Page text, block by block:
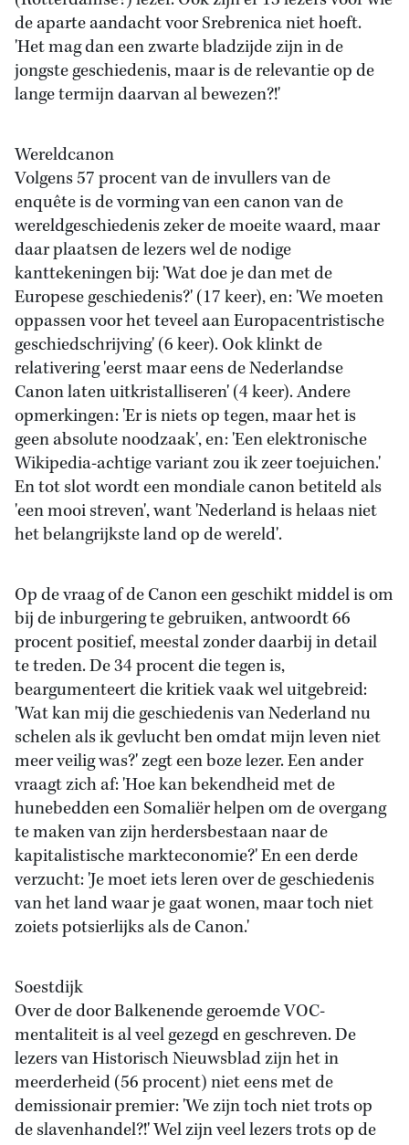
de aparte aandacht voor Srebrenica niet hoeft.
'Het mag dan een zwarte bladzijde zijn in de
jongste geschiedenis, maar is de relevantie op de
lange termijn daarvan al bewezen?!'
Wereldcanon
Volgens 57 procent van de invullers van de
enquête is de vorming van een canon van de
wereldgeschiedenis zeker de moeite waard, maar
daar plaatsen de lezers wel de nodige
kanttekeningen bij: 'Wat doe je dan met de
Europese geschiedenis?' (17 keer), en: 'We moeten
oppassen voor het teveel aan Europacentristische
geschiedschrijving' (6 keer). Ook klinkt de
relativering 'eerst maar eens de Nederlandse
Canon laten uitkristalliseren' (4 keer). Andere
opmerkingen: 'Er is niets op tegen, maar het is
geen absolute noodzaak', en: 'Een elektronische
Wikipedia-achtige variant zou ik zeer toejuichen.'
En tot slot wordt een mondiale canon betiteld als
'een mooi streven', want 'Nederland is helaas niet
het belangrijkste land op de wereld'.
Op de vraag of de Canon een geschikt middel is om
bij de inburgering te gebruiken, antwoordt 66
procent positief, meestal zonder daarbij in detail
te treden. De 34 procent die tegen is,
beargumenteert die kritiek vaak wel uitgebreid:
'Wat kan mij die geschiedenis van Nederland nu
schelen als ik gevlucht ben omdat mijn leven niet
meer veilig was?' zegt een boze lezer. Een ander
vraagt zich af: 'Hoe kan bekendheid met de
hunebedden een Somaliër helpen om de overgang
te maken van zijn herdersbestaan naar de
kapitalistische markteconomie?' En een derde
verzucht: 'Je moet iets leren over de geschiedenis
van het land waar je gaat wonen, maar toch niet
zoiets potsierlijks als de Canon.'
Soestdijk
Over de door Balkenende geroemde VOC-
mentaliteit is al veel gezegd en geschreven. De
lezers van Historisch Nieuwsblad zijn het in
meerderheid (56 procent) niet eens met de
demissionair premier: 'We zijn toch niet trots op
de slavenhandel?!' Wel zijn veel lezers trots op de